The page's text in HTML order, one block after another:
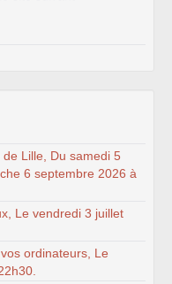
Lille, Du samedi 5
6 septembre 2026 à
Le vendredi 3 juillet
ordinateurs, Le